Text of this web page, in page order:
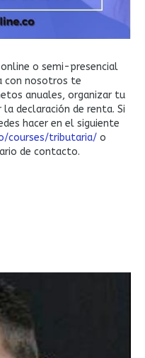
o semi-presencial
con nosotros te
anuales, organizar tu
declaración de renta. Si
hacer en el siguiente
courses/tributaria/ o
de contacto.